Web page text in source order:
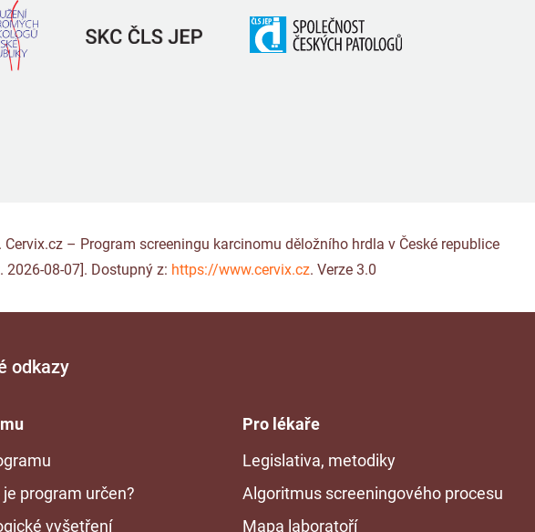
Cervix.cz – Program screeningu karcinomu děložního hrdla v České republice
08-07]. Dostupný z: https://www.cervix.cz. Verze 3.0
odkazy
je program určen?
vyšetření
Pro lékaře
Legislativa, metodiky
Algoritmus screeningového procesu
Mapa laboratoří